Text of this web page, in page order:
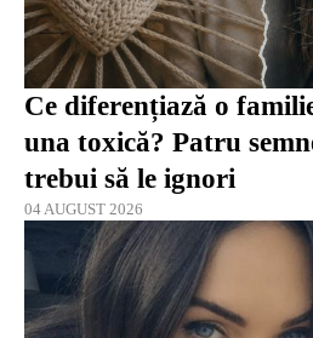
Ce diferențiază o
una toxică? Patru
trebui să le ignori
04 AUGUST 2026